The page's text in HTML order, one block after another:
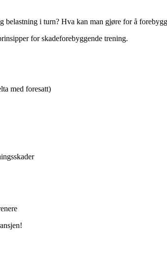
belastning i turn? Hva kan man gjøre for å
for skadeforebyggende trening.
med foresatt)